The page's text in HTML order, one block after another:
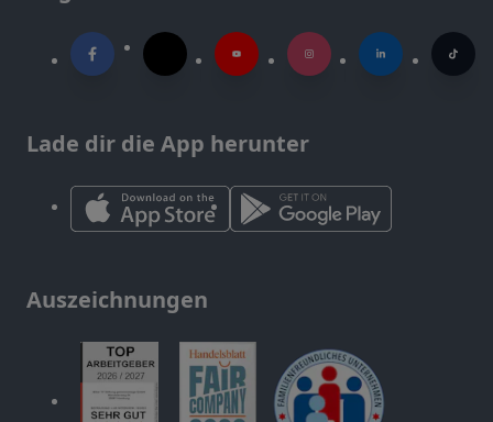
Lade dir die App herunter
Auszeichnungen